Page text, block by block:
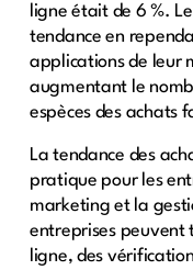
ligne était de 6 %.
tendance en
applications de leur
augmentant le
espèces des achats
La tendance des
pratique pour les
marketing et la
entreprises peuvent
ligne, des